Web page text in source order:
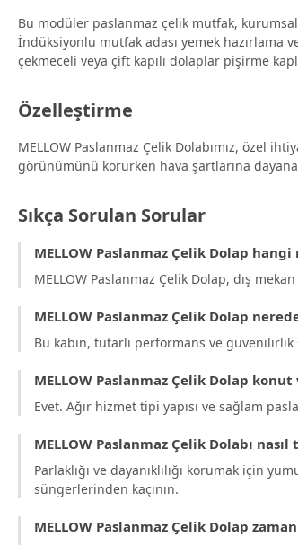
Bu modüler paslanmaz çelik mutfak,
İndüksiyonlu mutfak adası yemek hazırlama
çekmeceli veya çift kapılı dolaplar pişirme
Özelleştirme
MELLOW Paslanmaz Çelik Dolabımız, özel
görünümünü korurken hava şartlarına
Sıkça Sorulan Sorular
MELLOW Paslanmaz Çelik Dolap hangi
MELLOW Paslanmaz Çelik Dolap, dış
MELLOW Paslanmaz Çelik Dolap
Bu kabin, tutarlı performans ve güvenilirlik
MELLOW Paslanmaz Çelik Dolap
Evet. Ağır hizmet tipi yapısı ve sağlam
MELLOW Paslanmaz Çelik Dolabı
Parlaklığı ve dayanıklılığı korumak için
süngerlerinden kaçının.
MELLOW Paslanmaz Çelik Dolap